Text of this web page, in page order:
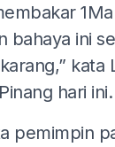
bahaya ini
kata
hari ini.
pemimpin